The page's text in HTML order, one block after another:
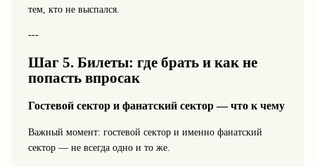
тем, кто не выспался.
---
Шаг 5. Билеты: где брать и как не
попасть впросак
Гостевой сектор и фанатский сектор — что к чему
Важный момент: гостевой сектор и именно фанатский
сектор — не всегда одно и то же.